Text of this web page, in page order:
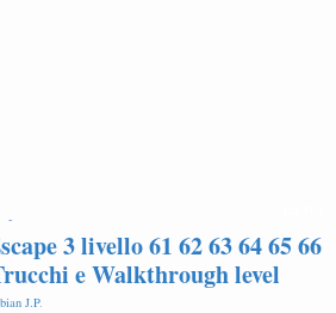
-
3 livello 61 62 63 64 65 66
e Walkthrough level
J.P.